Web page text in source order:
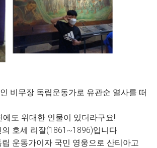
비무장 독립운동가로 유관순 열사를 떠
에도 위대한 인물이 있더라구요!!
호세 리잘(1861~1896)입니다.
운동가이자 국민 영웅으로 산티아고